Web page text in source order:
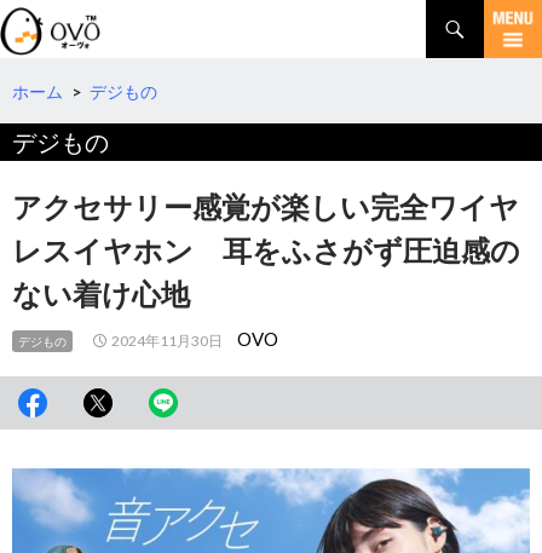
検
索
コ
テ
ツ
へ
移
ホーム > デジもの
デジもの
アクセサリー感覚が楽しい完全ワイヤ
レスイヤホン 耳をふさがず圧迫感の
ない着け心地
デジもの 2024年11月30日 OVO